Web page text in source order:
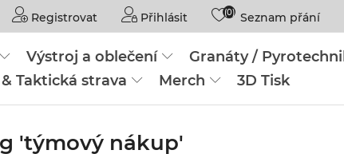
Registrovat Přihlásit (0) Seznam přání
Výstroj a oblečení
Granáty /
Taktická strava Merch 3D Tisk
'týmový nákup'